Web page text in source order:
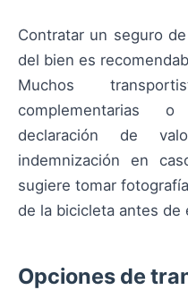
Contratar un seguro
del bien es
Muchos
complementarias
declaración de
indemnización en
sugiere tomar
de la bicicleta antes
Opciones de